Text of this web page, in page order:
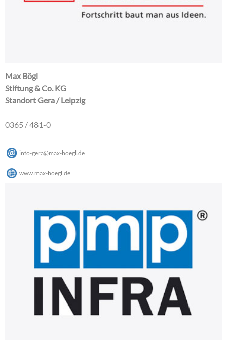
Max Bögl
Stiftung & Co. KG
Standort Gera / Leipzig
0365 / 481-0
info-gera@max-boegl de
www.max-boegl.de